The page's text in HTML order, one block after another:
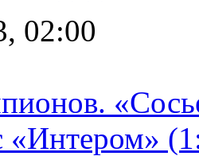
02:00
«Интером»